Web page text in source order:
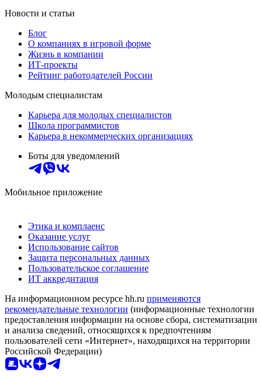
Новости и статьи
Блог
О компаниях в игровой форме
Жизнь в компании
ИТ-проекты
Рейтинг работодателей России
Молодым специалистам
Карьера для молодых специалистов
Школа программистов
Карьера в некоммерческих организациях
Боты для уведомлений
Мобильное приложение
Этика и комплаенс
Оказание услуг
Использование сайтов
Защита персональных данных
Пользовательское соглашение
ИТ аккредитация
На информационном ресурсе hh.ru применяются
рекомендательные технологии (информационные технологии
предоставления информации на основе сбора, систематизации
и анализа сведений, относящихся к предпочтениям
пользователей сети «Интернет», находящихся на территории
Российской Федерации)